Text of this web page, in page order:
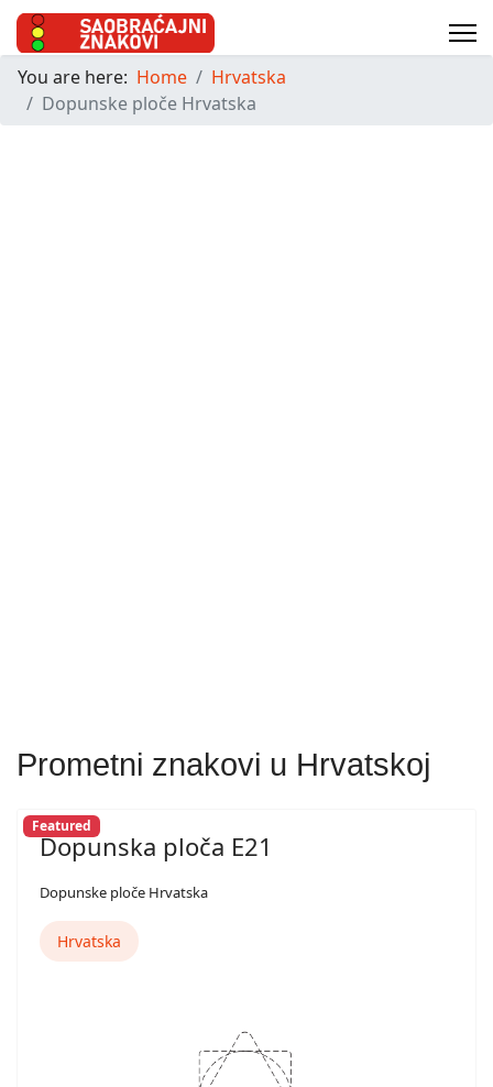
You are here: Home
Hrvatska
Dopunske ploče Hrvatska
Prometni znakovi u Hrvatskoj
Featured
Dopunska ploča E21
Dopunske ploče Hrvatska
Hrvatska